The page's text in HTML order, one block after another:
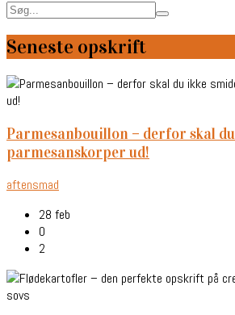
Seneste opskrift
parmesanbouillon – derfor skal du ikke smide dine
parmesanskorper ud!
aftensmad
28 feb
0
2